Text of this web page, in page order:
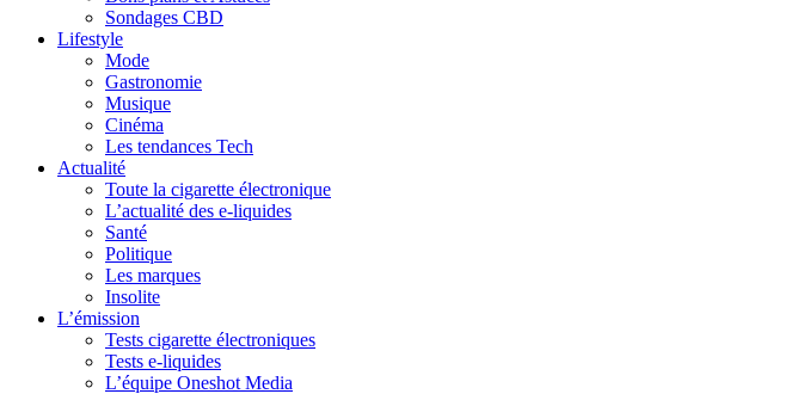
Sondages CBD
Lifestyle
Mode
Gastronomie
Musique
Cinéma
Les tendances Tech
Actualité
Toute la cigarette électronique
L’actualité des e-liquides
Santé
Politique
Les marques
Insolite
L’émission
Tests cigarette électroniques
Tests e-liquides
L’équipe Oneshot Media